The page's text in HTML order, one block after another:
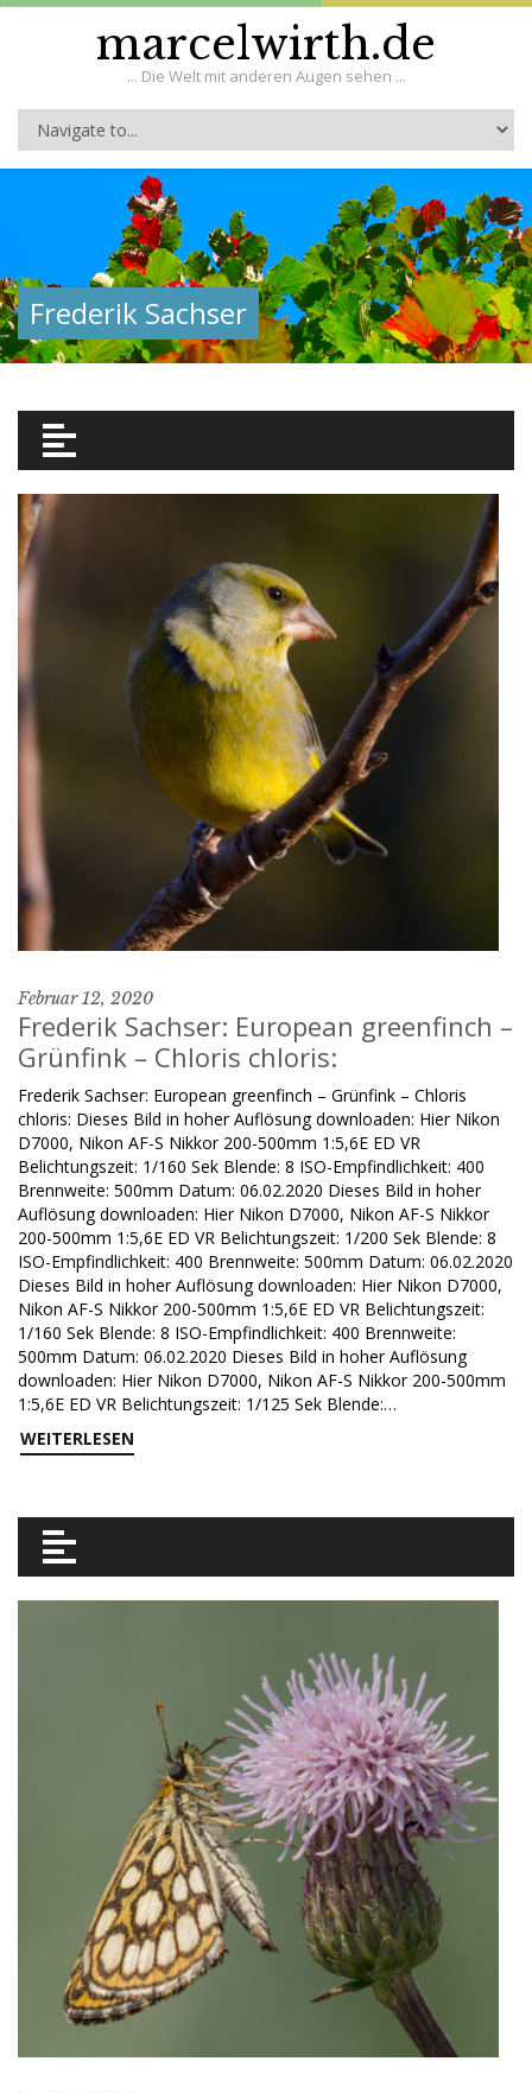
marcelwirth.de
... Die Welt mit anderen Augen sehen ...
Frederik Sachser
Februar 12, 2020
Frederik Sachser: European greenfinch –
Grünfink – Chloris chloris:
Frederik Sachser: European greenfinch – Grünfink – Chloris
chloris: Dieses Bild in hoher Auflösung downloaden: Hier Nikon
D7000, Nikon AF-S Nikkor 200-500mm 1:5,6E ED VR
Belichtungszeit: 1/160 Sek Blende: 8 ISO-Empfindlichkeit: 400
Brennweite: 500mm Datum: 06.02.2020 Dieses Bild in hoher
Auflösung downloaden: Hier Nikon D7000, Nikon AF-S Nikkor
200-500mm 1:5,6E ED VR Belichtungszeit: 1/200 Sek Blende: 8
ISO-Empfindlichkeit: 400 Brennweite: 500mm Datum: 06.02.2020
Dieses Bild in hoher Auflösung downloaden: Hier Nikon D7000,
Nikon AF-S Nikkor 200-500mm 1:5,6E ED VR Belichtungszeit:
1/160 Sek Blende: 8 ISO-Empfindlichkeit: 400 Brennweite:
500mm Datum: 06.02.2020 Dieses Bild in hoher Auflösung
downloaden: Hier Nikon D7000, Nikon AF-S Nikkor 200-500mm
1:5,6E ED VR Belichtungszeit: 1/125 Sek Blende:…
WEITERLESEN